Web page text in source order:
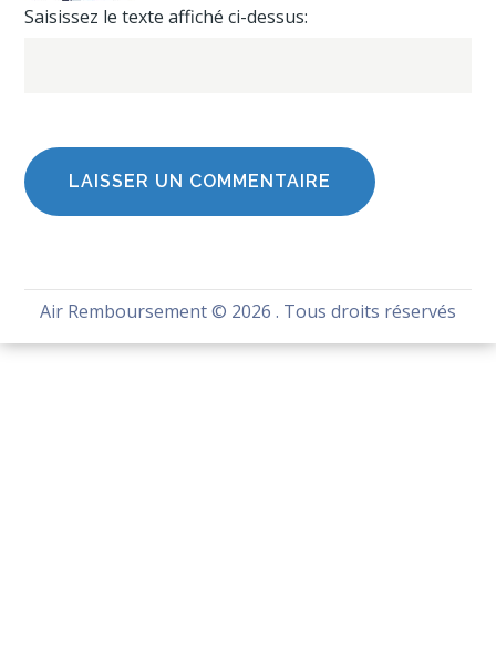
Saisissez le texte affiché ci-dessus:
Air Remboursement© 2026 . Tous droits réservés